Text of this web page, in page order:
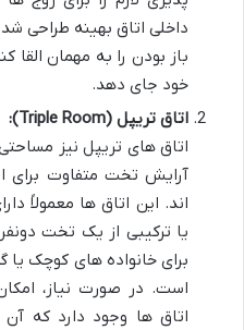
داخلی اتاق بهینه طراحی
باز بودن را به مهمان القا
خود جای دهد.
اتاق تریپل (Triple Room):
آرایش تخت متفاوت
اند. این اتاق ها معمولاً
یا ترکیبی از یک تخت
برای خانواده های کوچک
است. در صورت نیاز،
اتاق ها وجود دارد که آن